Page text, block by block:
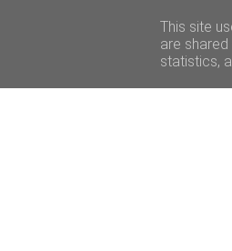
This site
are
statistics,